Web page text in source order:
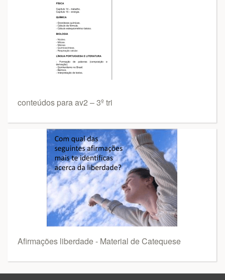
conteúdos para av2 – 3º tri
Afirmações liberdade - Material de Catequese